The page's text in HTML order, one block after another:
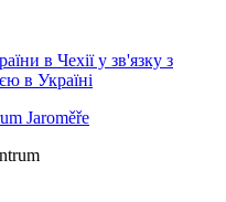
в Чехії у зв'язку з
в Україні
Jaroměře